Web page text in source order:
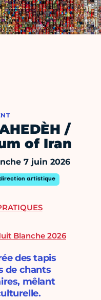
/
of Iran
7 juin 2026
artistique
Blanche 2026
des tapis
de chants
mêlant